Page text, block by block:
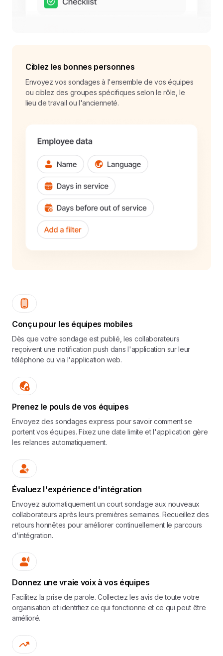
Ciblez les bonnes personnes
Envoyez vos sondages à l'ensemble de vos équipes
ou ciblez des groupes spécifiques selon le rôle, le
lieu de travail ou l'ancienneté.
Conçu pour les équipes mobiles
Dès que votre sondage est publié, les collaborateurs
reçoivent une notification push dans l'application sur leur
téléphone ou via l'application web.
Prenez le pouls de vos équipes
Envoyez des sondages express pour savoir comment se
portent vos équipes. Fixez une date limite et l'application gère
les relances automatiquement.
Évaluez l'expérience d'intégration
Envoyez automatiquement un court sondage aux nouveaux
collaborateurs après leurs premières semaines. Recueillez des
retours honnêtes pour améliorer continuellement le parcours
d'intégration.
Donnez une vraie voix à vos équipes
Facilitez la prise de parole. Collectez les avis de toute votre
organisation et identifiez ce qui fonctionne et ce qui peut être
amélioré.